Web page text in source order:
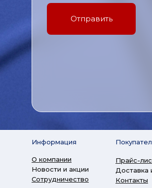
Отправить
Информация
О компании
Новости и акции
Сотрудничество
Прайс-
Доставка
Контакты